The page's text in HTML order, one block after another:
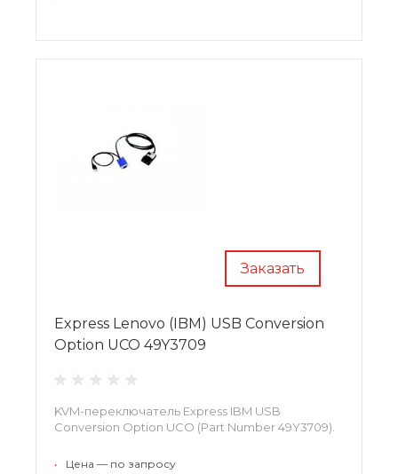
Заказать
Express Lenovo (IBM) USB Conversion
Option UCO 49Y3709
KVM-переключатель Express IBM USB
Conversion Option UCO (Part Number 49Y3709).
• Цена — по запросу